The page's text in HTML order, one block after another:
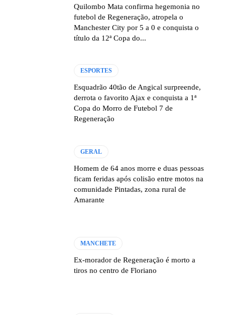
Quilombo Mata confirma hegemonia no
futebol de Regeneração, atropela o
Manchester City por 5 a 0 e conquista o
título da 12ª Copa do...
ESPORTES
Esquadrão 40tão de Angical surpreende,
derrota o favorito Ajax e conquista a 1ª
Copa do Morro de Futebol 7 de
Regeneração
GERAL
Homem de 64 anos morre e duas pessoas
ficam feridas após colisão entre motos na
comunidade Pintadas, zona rural de
Amarante
MANCHETE
Ex-morador de Regeneração é morto a
tiros no centro de Floriano